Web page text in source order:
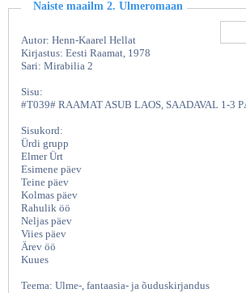
Naiste maailm 2. Ulmeromaan
Autor: Henn-Kaarel Hellat
Kirjastus: Eesti Raamat, 1978
Sari: Mirabilia 2
Sisu:
#T039# RAAMAT ASUB LAOS, SAADAVAL 1-3
Sisukord:
Ürdi grupp
Elmer Ürt
Esimene päev
Teine päev
Kolmas päev
Rahulik öö
Neljas päev
Viies päev
Ärev öö
Kuues
Teema: Ulme-, fantaasia- ja õuduskirjandus